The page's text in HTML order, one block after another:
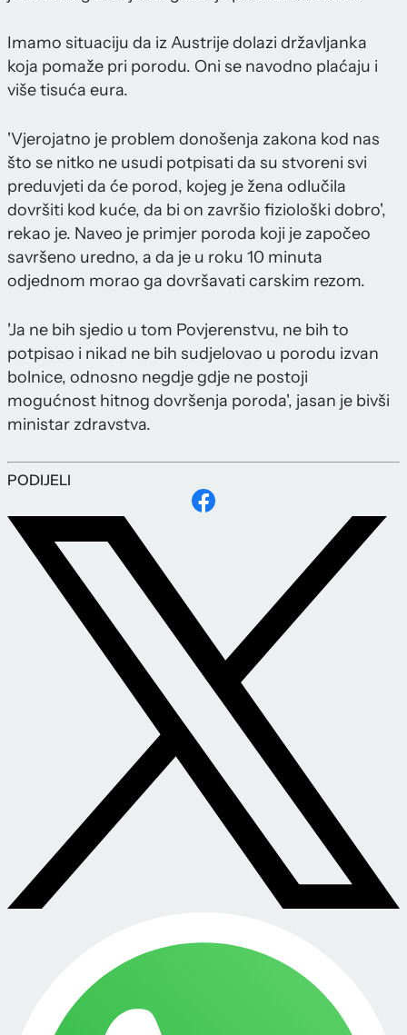
Imamo situaciju da iz Austrije dolazi državljanka
koja pomaže pri porodu. Oni se navodno plaćaju i
više tisuća eura.
'Vjerojatno je problem donošenja zakona kod nas
što se nitko ne usudi potpisati da su stvoreni svi
preduvjeti da će porod, kojeg je žena odlučila
dovršiti kod kuće, da bi on završio fiziološki dobro',
rekao je. Naveo je primjer poroda koji je započeo
savršeno uredno, a da je u roku 10 minuta
odjednom morao ga dovršavati carskim rezom.
'Ja ne bih sjedio u tom Povjerenstvu, ne bih to
potpisao i nikad ne bih sudjelovao u porodu izvan
bolnice, odnosno negdje gdje ne postoji
mogućnost hitnog dovršenja poroda', jasan je bivši
ministar zdravstva.
PODIJELI